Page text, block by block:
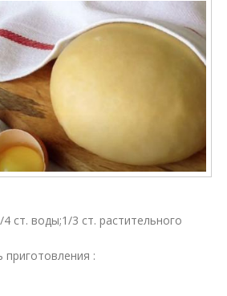
ст. воды;1/3 ст. растительного
приготовления :